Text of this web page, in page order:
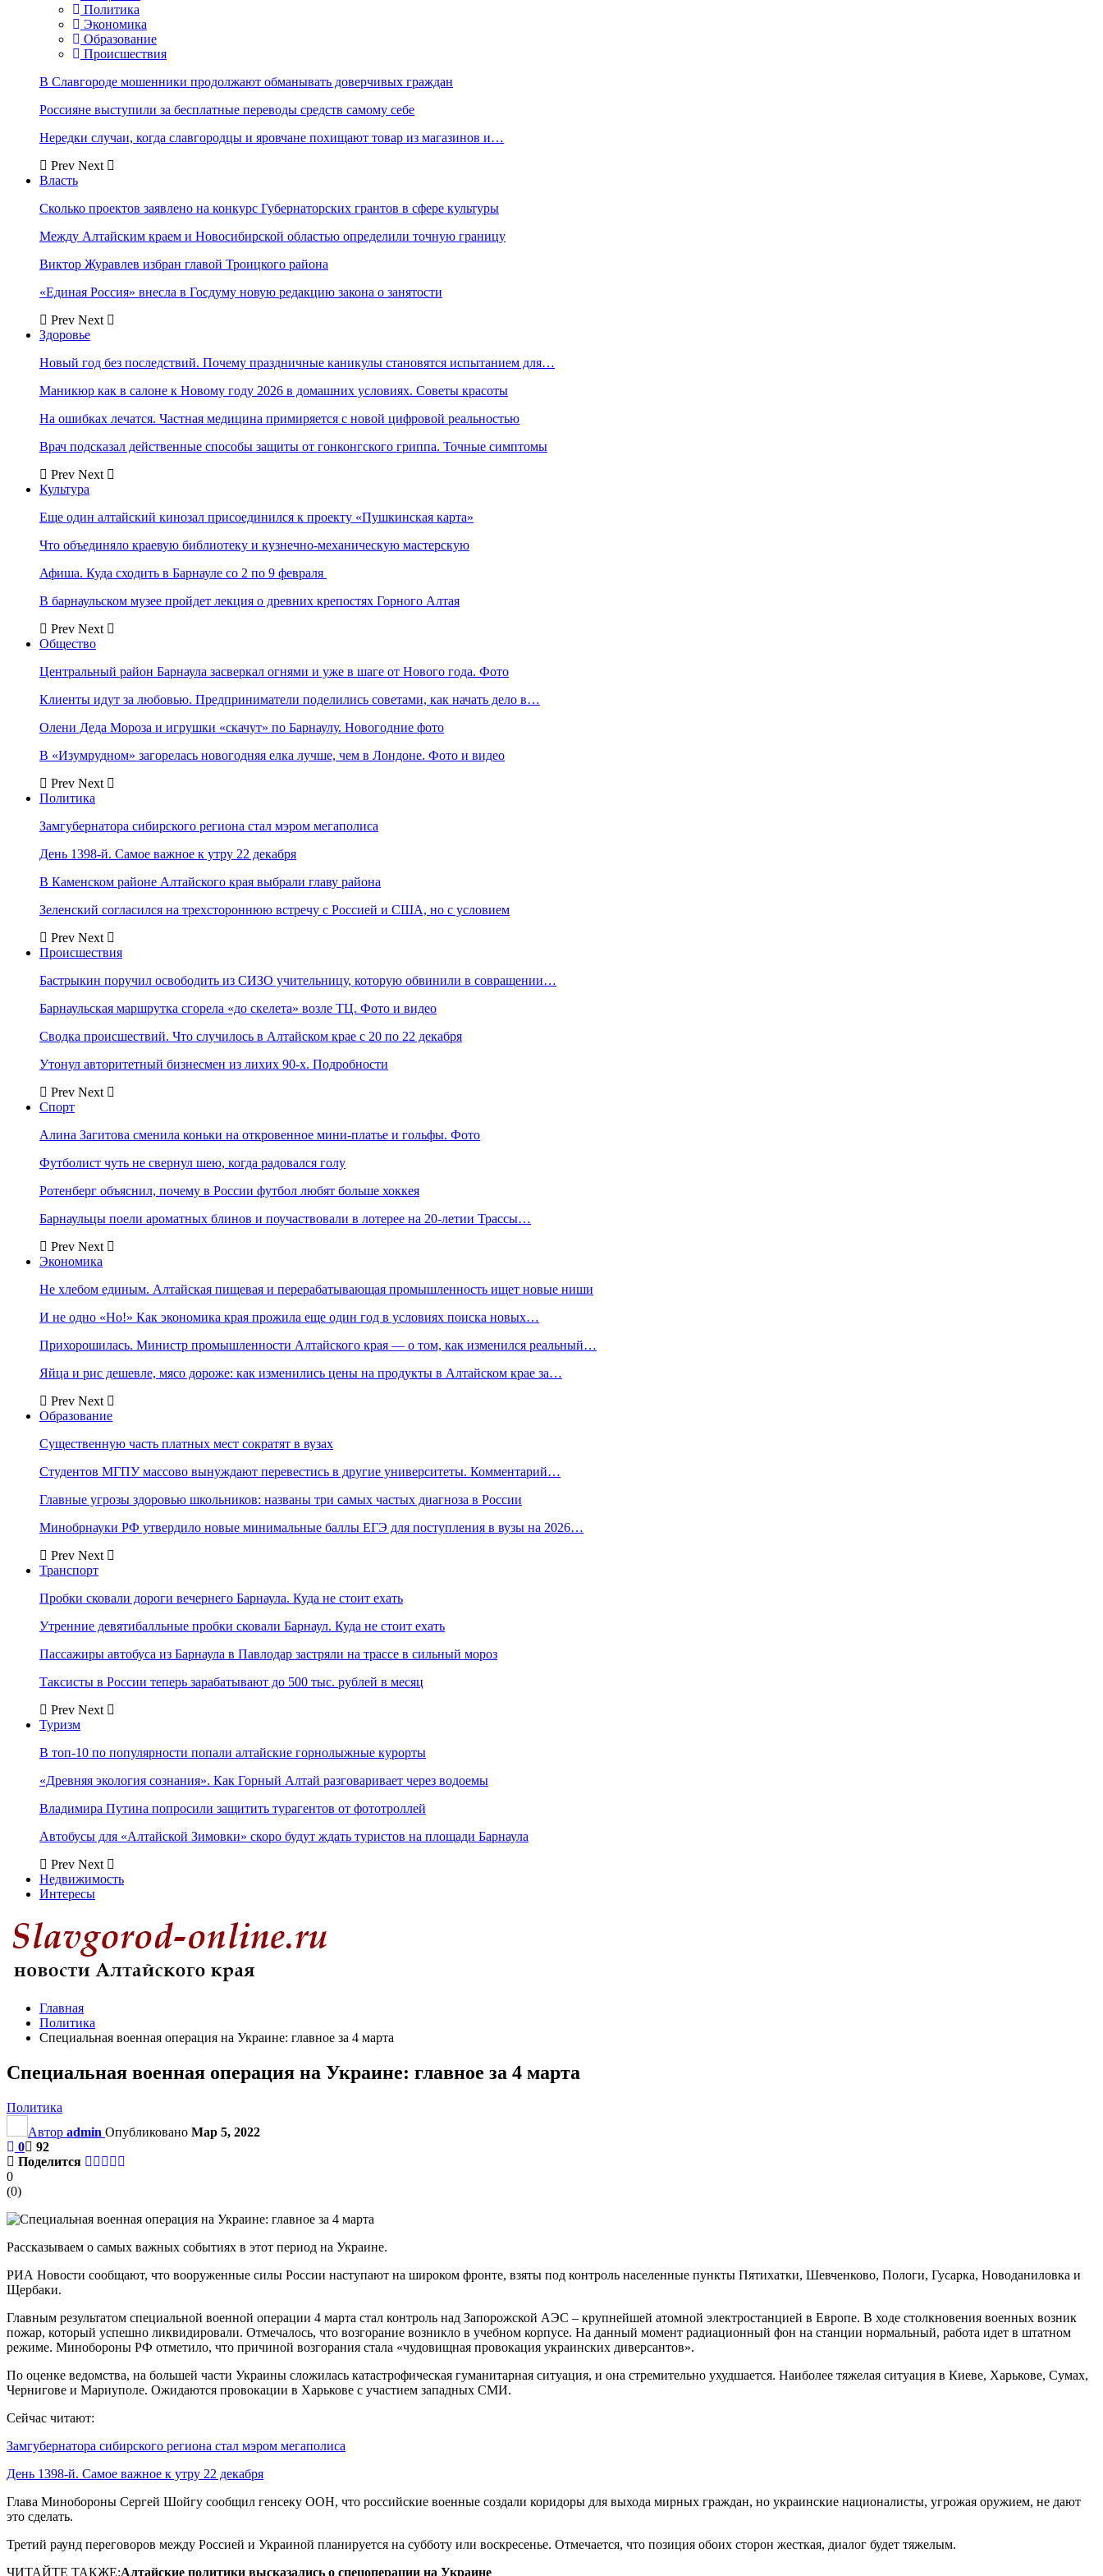
Политика
Экономика
Образование
Происшествия
В Славгороде мошенники продолжают обманывать доверчивых граждан
Россияне выступили за бесплатные переводы средств самому себе
Нередки случаи, когда славгородцы и яровчане похищают товар из магазинов и…
Prev Next
Власть
Сколько проектов заявлено на конкурс Губернаторских грантов в сфере культуры
Между Алтайским краем и Новосибирской областью определили точную границу
Виктор Журавлев избран главой Троицкого района
«Единая Россия» внесла в Госдуму новую редакцию закона о занятости
Prev Next
Здоровье
Новый год без последствий. Почему праздничные каникулы становятся испытанием для…
Маникюр как в салоне к Новому году 2026 в домашних условиях. Советы красоты
На ошибках лечатся. Частная медицина примиряется с новой цифровой реальностью
Врач подсказал действенные способы защиты от гонконгского гриппа. Точные симптомы
Prev Next
Культура
Еще один алтайский кинозал присоединился к проекту «Пушкинская карта»
Что объединяло краевую библиотеку и кузнечно-механическую мастерскую
Афиша. Куда сходить в Барнауле со 2 по 9 февраля
В барнаульском музее пройдет лекция о древних крепостях Горного Алтая
Prev Next
Общество
Центральный район Барнаула засверкал огнями и уже в шаге от Нового года. Фото
Клиенты идут за любовью. Предприниматели поделились советами, как начать дело в…
Олени Деда Мороза и игрушки «скачут» по Барнаулу. Новогодние фото
В «Изумрудном» загорелась новогодняя елка лучше, чем в Лондоне. Фото и видео
Prev Next
Политика
Замгубернатора сибирского региона стал мэром мегаполиса
День 1398-й. Самое важное к утру 22 декабря
В Каменском районе Алтайского края выбрали главу района
Зеленский согласился на трехстороннюю встречу с Россией и США, но с условием
Prev Next
Происшествия
Бастрыкин поручил освободить из СИЗО учительницу, которую обвинили в совращении…
Барнаульская маршрутка сгорела «до скелета» возле ТЦ. Фото и видео
Сводка происшествий. Что случилось в Алтайском крае с 20 по 22 декабря
Утонул авторитетный бизнесмен из лихих 90-х. Подробности
Prev Next
Спорт
Алина Загитова сменила коньки на откровенное мини-платье и гольфы. Фото
Футболист чуть не свернул шею, когда радовался голу
Ротенберг объяснил, почему в России футбол любят больше хоккея
Барнаульцы поели ароматных блинов и поучаствовали в лотерее на 20-летии Трассы…
Prev Next
Экономика
Не хлебом единым. Алтайская пищевая и перерабатывающая промышленность ищет новые ниши
И не одно «Но!» Как экономика края прожила еще один год в условиях поиска новых…
Прихорошилась. Министр промышленности Алтайского края — о том, как изменился реальный…
Яйца и рис дешевле, мясо дороже: как изменились цены на продукты в Алтайском крае за…
Prev Next
Образование
Существенную часть платных мест сократят в вузах
Студентов МГПУ массово вынуждают перевестись в другие университеты. Комментарий…
Главные угрозы здоровью школьников: названы три самых частых диагноза в России
Минобрнауки РФ утвердило новые минимальные баллы ЕГЭ для поступления в вузы на 2026…
Prev Next
Транспорт
Пробки сковали дороги вечернего Барнаула. Куда не стоит ехать
Утренние девятибалльные пробки сковали Барнаул. Куда не стоит ехать
Пассажиры автобуса из Барнаула в Павлодар застряли на трассе в сильный мороз
Таксисты в России теперь зарабатывают до 500 тыс. рублей в месяц
Prev Next
Туризм
В топ-10 по популярности попали алтайские горнолыжные курорты
«Древняя экология сознания». Как Горный Алтай разговаривает через водоемы
Владимира Путина попросили защитить турагентов от фототроллей
Автобусы для «Алтайской Зимовки» скоро будут ждать туристов на площади Барнаула
Prev Next
Недвижимость
Интересы
Главная
Политика
Специальная военная операция на Украине: главное за 4 марта
Специальная военная операция на Украине: главное за 4 марта
Политика
Автор admin Опубликовано Мар 5, 2022
0
92
Поделится
0
(0)
Рассказываем о самых важных событиях в этот период на Украине.
РИА Новости сообщают, что вооруженные силы России наступают на широком фронте, взяты под контроль населенные пункты Пятихатки, Шевченково, Пологи, Гусарка, Новоданиловка и
Щербаки.
Главным результатом специальной военной операции 4 марта стал контроль над Запорожской АЭС – крупнейшей атомной электростанцией в Европе. В ходе столкновения военных возник
пожар, который успешно ликвидировали. Отмечалось, что возгорание возникло в учебном корпусе. На данный момент радиационный фон на станции нормальный, работа идет в штатном
режиме. Минобороны РФ отметило, что причиной возгорания стала «чудовищная провокация украинских диверсантов».
По оценке ведомства, на большей части Украины сложилась катастрофическая гуманитарная ситуация, и она стремительно ухудшается. Наиболее тяжелая ситуация в Киеве, Харькове, Сумах,
Чернигове и Мариуполе. Ожидаются провокации в Харькове с участием западных СМИ.
Сейчас читают:
Замгубернатора сибирского региона стал мэром мегаполиса
День 1398-й. Самое важное к утру 22 декабря
Глава Минобороны Сергей Шойгу сообщил генсеку ООН, что российские военные создали коридоры для выхода мирных граждан, но украинские националисты, угрожая оружием, не дают
это сделать.
Третий раунд переговоров между Россией и Украиной планируется на субботу или воскресенье. Отмечается, что позиция обоих сторон жесткая, диалог будет тяжелым.
ЧИТАЙТЕ ТАКЖЕ:Алтайские политики высказались о спецоперации на Украине